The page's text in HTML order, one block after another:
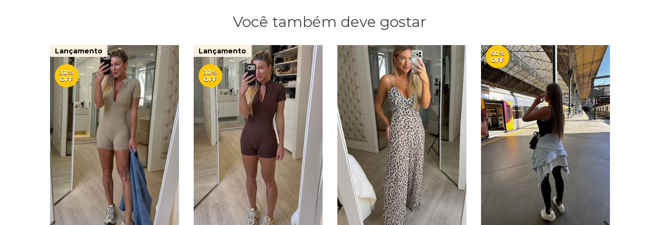
Você também deve gostar
Lançamento
30%
OFF
Lançamento
30%
OFF
50%
OFF